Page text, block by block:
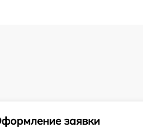
заявки